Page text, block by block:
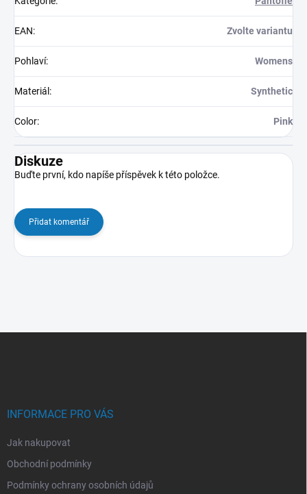
EAN: Zvolte variantu
Pohlaví: Womens
Materiál : Synthetic
Color: Pink
Diskuze
Buďte první, kdo napíše příspěvek k této položce.
Přidat komentář
INFORMACE PRO VÁS
Jak nakupovat
Obchodní podmínky
Podmínky ochrany osobních údajů